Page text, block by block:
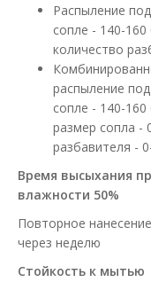
Распыление
сопле - 140-
количество
распыление
сопле - 140-
размер сопла -
разбавителя -
Время высыхания
влажности 50%
Повторное
через неделю
Стойкость к мытью